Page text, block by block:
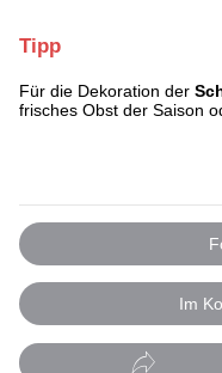
Tipp
Für die Dekoration der
frisches Obst der Saison
Im